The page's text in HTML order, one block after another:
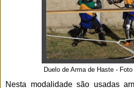
Duelo de Arma de Haste -
Nesta modalidade são usadas